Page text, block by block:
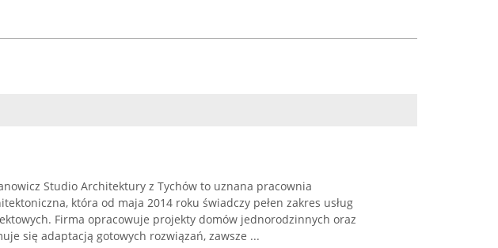
Studio Architektury z Tychów to uznana pracownia
która od maja 2014 roku świadczy pełen zakres usług
Firma opracowuje projekty domów jednorodzinnych oraz
się adaptacją gotowych rozwiązań, zawsze ...